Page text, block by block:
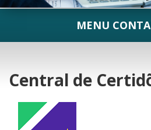
MENU
Central de